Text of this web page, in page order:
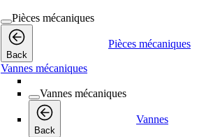
Pièces mécaniques
Back
Pièces mécaniques
Vannes mécaniques
Vannes mécaniques
Back
Vannes